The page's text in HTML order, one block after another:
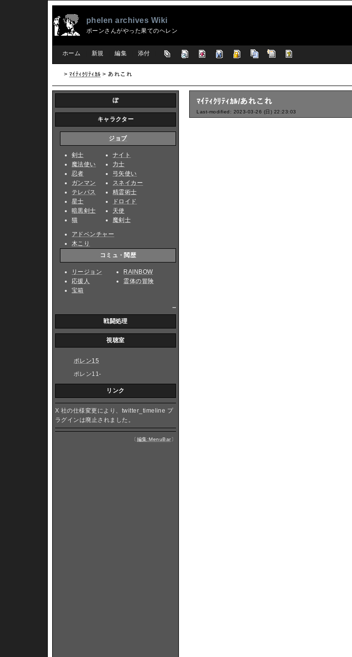
phelen archives Wiki
ポーンさんがやった果てのヘレン
ホーム 新規 編集 添付
> ﾏｲﾃｨｸﾘﾃｨｶﾙ > あれこれ
ﾏｲﾃｨｸﾘﾃｨｶﾙ/あれこれ
Last-modified: 2023-03-26 (日) 22:23:03
ぽ
キャラクター
ジョブ
剣士
魔法使い
忍者
ガンマン
テレパス
星士
暗黒剣士
猫
ナイト
力士
弓矢使い
スネイカー
精霊術士
ドロイド
天使
魔剣士
アドベンチャー
木こり
コミュ・閲歴
リージョン
応援人
宝箱
RAINBOW
霊体の冒険
戦闘処理
視聴室
ポレン15
ポレン11-
リンク
X 社の仕様変更により、twitter_timeline プ
ラグインは廃止されました。
〔編集:MenuBar〕